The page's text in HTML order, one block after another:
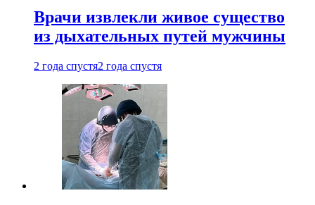
Врачи извлекли живое существо
из дыхательных путей мужчины
2 года спустя2 года спустя